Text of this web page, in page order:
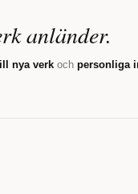
anländer.
nya verk och personliga